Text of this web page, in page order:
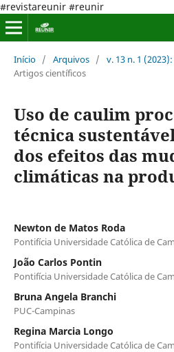
#revistareunir #reunir
Início / Arquivos / v. 13 n. 1
Artigos científicos
Uso de caulim
técnica
dos efeitos das
climáticas na
Newton de Matos Roda
Pontifícia Universidade Católica de
João Carlos Pontin
Pontifícia Universidade Católica de
Bruna Angela Branchi
PUC-Campinas
Regina Marcia Longo
Pontifícia Universidade Católica de